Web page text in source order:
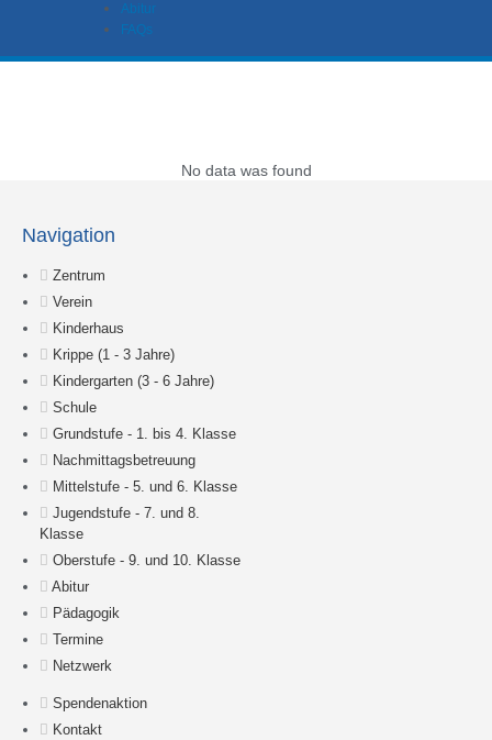
Abitur
FAQs
No data was found
Navigation
Zentrum
Verein
Kinderhaus
Krippe (1 - 3 Jahre)
Kindergarten (3 - 6 Jahre)
Schule
Grundstufe - 1. bis 4. Klasse
Nachmittagsbetreuung
Mittelstufe - 5. und 6. Klasse
Jugendstufe - 7. und 8.
Klasse
Oberstufe - 9. und 10. Klasse
Abitur
Pädagogik
Termine
Netzwerk
Spendenaktion
Kontakt